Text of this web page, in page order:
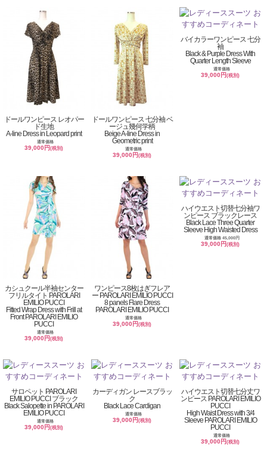
ドールワンピース レオパー
ド生地
A-line Dress in Leopard print
通常価格
39,000円(税別)
ドールワンピース 七分袖 ベ
ージュ幾何学柄
Beige A-line Dress in
Geometric print
通常価格
39,000円(税別)
バイカラーワンピース 七分
袖
Black & Purple Dress With
Quarter Length Sleeve
通常価格
39,000円(税別)
カシュクール半袖センター
フリルタイト PAROLARI
EMILIO PUCCI
Fitted Wrap Dress with Frill at
Front PAROLARI EMILIO
PUCCI
通常価格
39,000円(税別)
ワンピース8枚はぎフレア
ー PAROLARI EMILIO PUCCI
8 panels Flare Dress
PAROLARI EMILIO PUCCI
通常価格
39,000円(税別)
ハイウエスト切替七分袖ワ
ンピース ブラックレース
Black Lace Three Quarter
Sleeve High Waisted Dress
通常価格 45,000円
39,000円(税別)
サロペット PAROLARI
EMILIO PUCCI ブラック
Black Salopette in PAROLARI
EMILIO PUCCI
通常価格
39,000円(税別)
カーディガン レースブラッ
ク
Black Lace Cardigan
通常価格
39,000円(税別)
ハイウエスト切替七分丈ワ
ンピース PAROLARI EMILIO
PUCCI
High Waist Dress with 3/4
Sleeve PAROLARI EMILIO
PUCCI
通常価格
39,000円(税別)